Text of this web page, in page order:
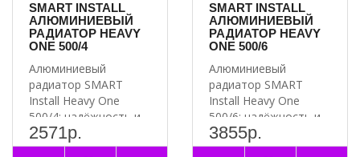
SMART INSTALL
АЛЮМИНИЕВЫЙ
РАДИАТОР HEAVY
ONE 500/4
Алюминиевый
радиатор SMART
Install Heavy One
500/4: надёжность и
эффективность
Почему стоит выбра..
2571р.
SMART INSTALL
АЛЮМИНИЕВЫЙ
РАДИАТОР HEAVY
ONE 500/6
Алюминиевый
радиатор SMART
Install Heavy One
500/6: надёжность и
эффективность
Почему стоит выбра..
3855р.